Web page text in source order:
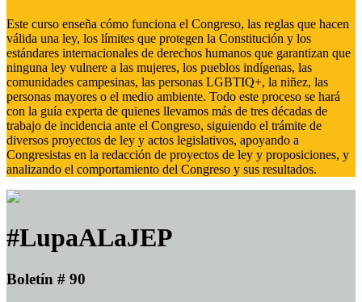
Este curso enseña cómo funciona el Congreso, las reglas que hacen
válida una ley, los límites que protegen la Constitución y los
estándares internacionales de derechos humanos que garantizan que
ninguna ley vulnere a las mujeres, los pueblos indígenas, las
comunidades campesinas, las personas LGBTIQ+, la niñez, las
personas mayores o el medio ambiente. Todo este proceso se hará
con la guía experta de quienes llevamos más de tres décadas de
trabajo de incidencia ante el Congreso, siguiendo el trámite de
diversos proyectos de ley y actos legislativos, apoyando a
Congresistas en la redacción de proyectos de ley y proposiciones, y
analizando el comportamiento del Congreso y sus resultados.
#LupaALaJEP
Boletín # 90